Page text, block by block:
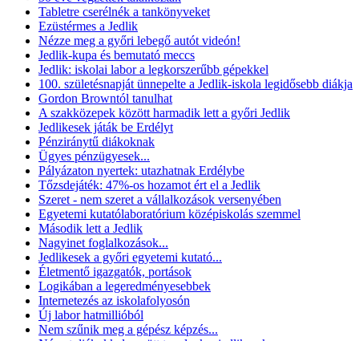
Tabletre cserélnék a tankönyveket
Ezüstérmes a Jedlik
Nézze meg a győri lebegő autót videón!
Jedlik-kupa és bemutató meccs
Jedlik: iskolai labor a legkorszerűbb gépekkel
100. születésnapját ünnepelte a Jedlik-iskola legidősebb diákja
Gordon Browntól tanulhat
A szakközepek között harmadik lett a győri Jedlik
Jedlikesek játák be Erdélyt
Pénziránytű diákoknak
Ügyes pénzügyesek...
Pályázaton nyertek: utazhatnak Erdélybe
Tőzsdejáték: 47%-os hozamot ért el a Jedlik
Szeret - nem szeret a vállalkozások versenyében
Egyetemi kutatólaboratórium középiskolás szemmel
Második lett a Jedlik
Nagyinet foglalkozások...
Jedlikesek a győri egyetemi kutató...
Életmentő igazgatók, portások
Logikában a legeredményesebbek
Internetezés az iskolafolyosón
Új labor hatmillióból
Nem szűnik meg a gépész képzés...